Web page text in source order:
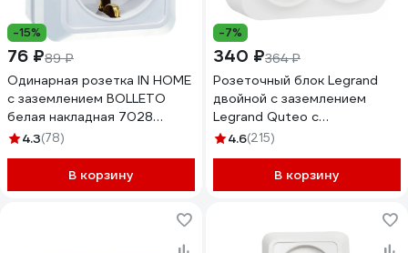
-15%
76 ₽89 ₽
Одинарная розетка IN HOME
с заземлением BOLLETO
белая накладная 7028
4680005959792
4.3(78)
В корзину
-7%
340 ₽364 ₽
Розеточный блок Legrand
двойной с заземлением
Legrand Quteo с
предварительным
IP20 16А 250В винтовые
зажимы накладной монтаж
4.6(215)
В корзину